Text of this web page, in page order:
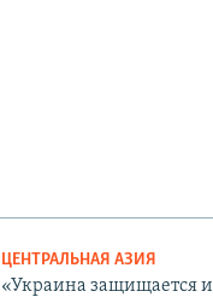
ЦЕНТРАЛЬНАЯ АЗИЯ
«Украина защищается и